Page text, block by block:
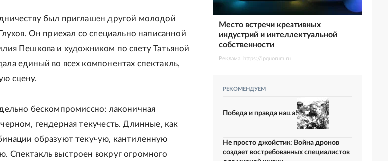
был приглашен другой молодой
Он приехал со специально написанной
Пешкова и художником по свету Татьяной
единый во всех компонентах спектакль,
сцену.
бескомпромиссно: лаконичная
гендерная текучесть. Длинные, как
образуют текучую, кантиленную
Спектакль выстроен вокруг огромного
Место встречи креативных
индустрий и интеллектуальной
собственности
Реклама. https://ipquorum.ru
РЕКОМЕНДУЕМ
Победа и правда наша!
Не просто джойстик: Война дронов
создает востребованных специалистов